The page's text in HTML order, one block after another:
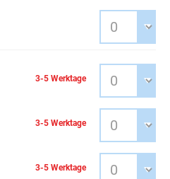
3-5 Werktage
3-5 Werktage
3-5 Werktage